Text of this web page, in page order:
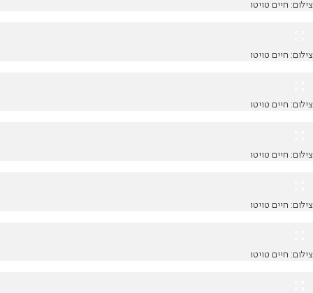
צילום: חיים טויטו
צילום: חיים טויטו
צילום: חיים טויטו
צילום: חיים טויטו
צילום: חיים טויטו
צילום: חיים טויטו